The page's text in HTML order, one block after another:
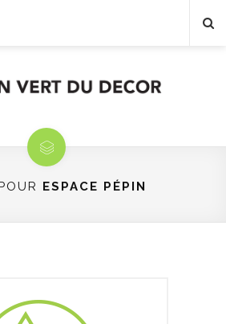
ESPACE PÉPIN